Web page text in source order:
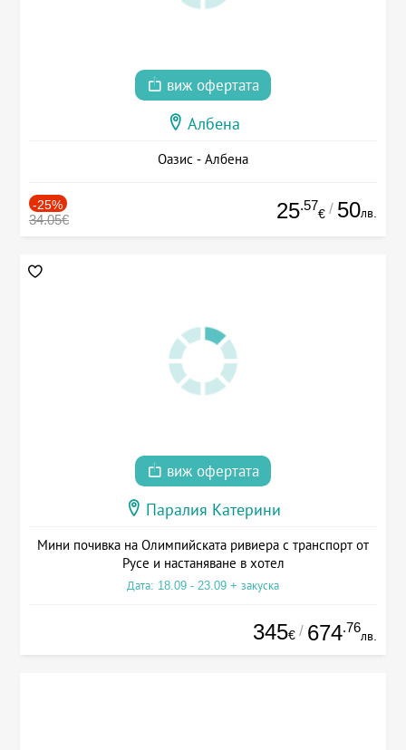
виж офертата
Албена
Оазис - Албена
-25%
34.05€ 25.57
€ / 50лв.
виж офертата
Паралия Катерини
Мини почивка на Олимпийската ривиера с транспорт от
Русе и настаняване в хотел
Дата: 18.09 - 23.09 + закуска
345€ / 674.76
лв.